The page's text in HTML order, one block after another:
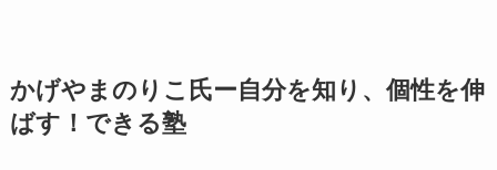
かげやまのりこ氏ー自分を知り、個性を伸
ばす！できる塾